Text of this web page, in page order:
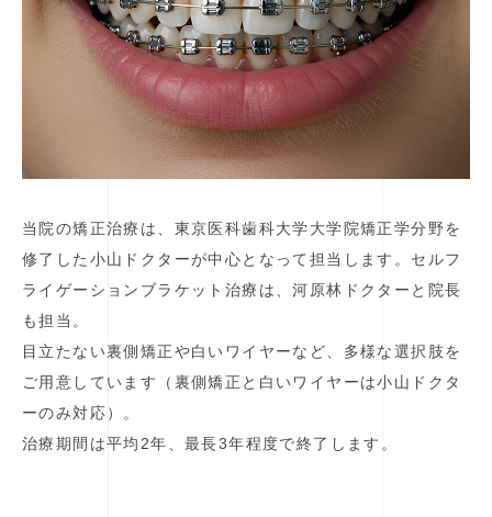
当院の矯正治療は、東京医科歯科大学大学院矯正学分野を
修了した小山ドクターが中心となって担当します。セルフ
ライゲーションブラケット治療は、河原林ドクターと院長
も担当。
目立たない裏側矯正や白いワイヤーなど、多様な選択肢を
ご用意しています（裏側矯正と白いワイヤーは小山ドクタ
ーのみ対応）。
治療期間は平均2年、最長3年程度で終了します。